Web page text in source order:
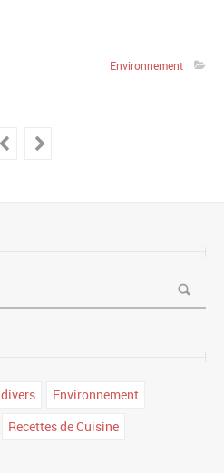
Environnement
divers
Environnement
Recettes de Cuisine